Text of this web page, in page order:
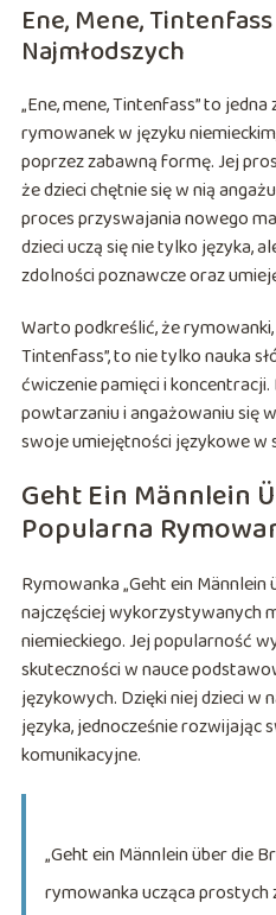
Ene, Mene,
Najmłodszych
„Ene, mene, Tintenfass” to
rymowanek w języku
poprzez zabawną formę. Jej
że dzieci chętnie się w nią
proces przyswajania nowego
dzieci uczą się nie tylko języka,
zdolności poznawcze oraz
Warto podkreślić, że rymowanki,
Tintenfass”, to nie tylko nauka
ćwiczenie pamięci i
powtarzaniu i angażowaniu się
swoje umiejętności językowe
Geht Ein Männlein
Popularna
Rymowanka „Geht ein
najczęściej wykorzystywanych
niemieckiego. Jej popularność
skuteczności w nauce
językowych. Dzięki niej dzieci w
języka, jednocześnie rozwijając
komunikacyjne.
„Geht ein Männlein über die
rymowanka ucząca